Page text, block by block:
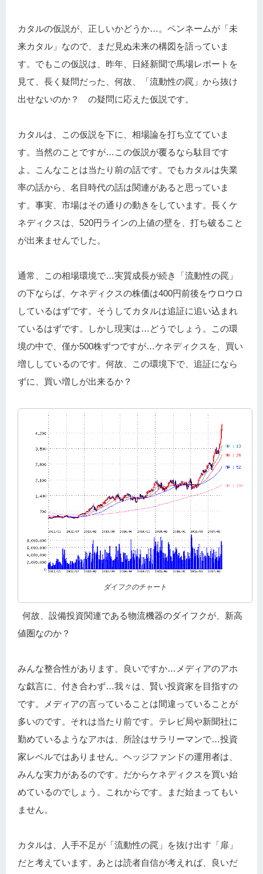
カタルの仮説が、正しいかどうか…。ペンネームが「未
来カタル」なので、まだ見ぬ未来の構図を語っていま
す。でもこの仮説は、昨年、日経新聞で馬場レポートを
見て、長く疑問だった、何故、「流動性の罠」から抜け
出せないのか？ の疑問に応えた仮説です。
カタルは、この仮説を下に、相場論を打ち立てていま
す。当然のことですが…この仮説が覆るなら駄目です
よ。こんなことは当たり前の話です。でもカタルは失業
率の話から、名目時代の話は関連があると思っていま
す。事実、市場はその通りの動きをしています。長くケ
ネディクスは、520円ラインの上値の壁を、打ち破ること
が出来ませんでした。
通常、この相場環境で…実質成長が続き「流動性の罠」
の下ならば、ケネディクスの株価は400円前後をウロウロ
しているはずです。そうしてカタルは追証に追い込まれ
ているはずです。しかし現実は…どうでしょう。この環
境の中で、僅か500株ずつですが…ケネディクスを、買い
増ししているのです。何故、この環境下で、追証になら
ずに、買い増しが出来るか？
ダイフクのチャート
何故、設備投資関連である物流機器のダイフクが、新高
値圏なのか？
みんな整合性があります。良いですか…メディアのアホ
な戯言に、付き合わず…我々は、賢い投資家を目指すの
です。メディアの言っていることは間違っていることが
多いのです。それは当たり前です。テレビ局や新聞社に
勤めているようなアホは、所詮はサラリーマンで…投資
家レベルではありません。ヘッジファンドの運用者は、
みんな実力があるのです。だからケネディクスを買い始
めているのでしょう。これからです。まだ始まってもい
ません。
カタルは、人手不足が「流動性の罠」を抜け出す「扉」
だと考えています。あとは読者自信が考えれば、良いだ